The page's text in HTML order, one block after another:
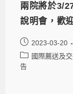
兩院將於3/
說明會，歡
2023-03-20
國際薦送及
告